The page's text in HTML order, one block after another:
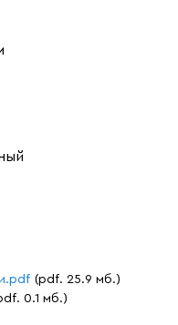
(pdf. 25.9 мб.)
0.1 мб.)